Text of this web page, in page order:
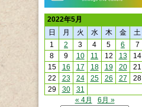
2022年5月
日
月 火 水 木 金
土
1
2 3 4 5 6
7
8
9 10 11 12 13
14
15
16 17 18 19 20
21
22
23 24 25 26 27
28
29
30
31
« 4月
6月 »